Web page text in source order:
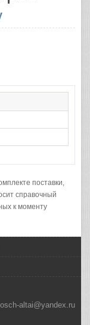
поставки,
справочный
к моменту
altai@yandex.ru